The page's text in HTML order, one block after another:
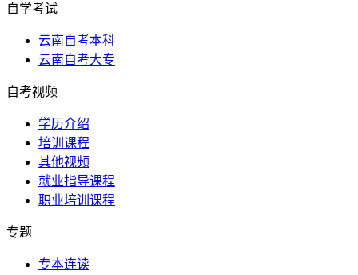
自学考试
云南自考本科
云南自考大专
自考视频
学历介绍
培训课程
其他视频
就业指导课程
职业培训课程
专题
专本连读